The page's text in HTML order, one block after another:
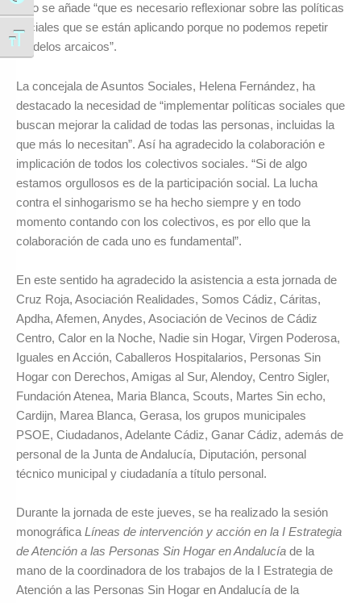
Alternar tamaño de letra
esto se añade “que es necesario reflexionar sobre las políticas
sociales que se están aplicando porque no podemos repetir
modelos arcaicos”.
La concejala de Asuntos Sociales, Helena Fernández, ha
destacado la necesidad de “implementar políticas sociales que
buscan mejorar la calidad de todas las personas, incluidas la
que más lo necesitan”. Así ha agradecido la colaboración e
implicación de todos los colectivos sociales. “Si de algo
estamos orgullosos es de la participación social. La lucha
contra el sinhogarismo se ha hecho siempre y en todo
momento contando con los colectivos, es por ello que la
colaboración de cada uno es fundamental”.
En este sentido ha agradecido la asistencia a esta jornada de
Cruz Roja, Asociación Realidades, Somos Cádiz, Cáritas,
Apdha, Afemen, Anydes, Asociación de Vecinos de Cádiz
Centro, Calor en la Noche, Nadie sin Hogar, Virgen Poderosa,
Iguales en Acción, Caballeros Hospitalarios, Personas Sin
Hogar con Derechos, Amigas al Sur, Alendoy, Centro Sigler,
Fundación Atenea, Maria Blanca, Scouts, Martes Sin echo,
Cardijn, Marea Blanca, Gerasa, los grupos municipales
PSOE, Ciudadanos, Adelante Cádiz, Ganar Cádiz, además de
personal de la Junta de Andalucía, Diputación, personal
técnico municipal y ciudadanía a título personal.
Durante la jornada de este jueves, se ha realizado la sesión
monográfica Líneas de intervención y acción en la I Estrategia
de Atención a las Personas Sin Hogar en Andalucía de la
mano de la coordinadora de los trabajos de la I Estrategia de
Atención a las Personas Sin Hogar en Andalucía de la